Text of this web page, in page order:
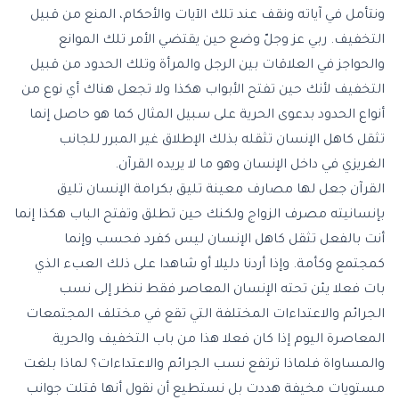
ونتأمل في آياته ونقف عند تلك الآيات والأحكام، المنع من قبيل
التخفيف. ربي عز وجلّ وضع حين يقتضي الأمر تلك الموانع
والحواجز في العلاقات بين الرجل والمرأة وتلك الحدود من قبيل
التخفيف لأنك حين تفتح الأبواب هكذا ولا تجعل هناك أي نوع من
أنواع الحدود بدعوى الحرية على سبيل المثال كما هو حاصل إنما
تثقل كاهل الإنسان تثقله بذلك الإطلاق غير المبرر للجانب
الغريزي في داخل الإنسان وهو ما لا يريده القرآن.
القرآن جعل لها مصارف معينة تليق بكرامة الإنسان تليق
بإنسانيته مصرف الزواج ولكنك حين تطلق وتفتح الباب هكذا إنما
أنت بالفعل تثقل كاهل الإنسان ليس كفرد فحسب وإنما
كمجتمع وكأمة. وإذا أردنا دليلا أو شاهدا على ذلك العبء الذي
بات فعلا يئن تحته الإنسان المعاصر فقط ننظر إلى نسب
الجرائم والاعتداءات المختلفة التي تقع في مختلف المجتمعات
المعاصرة اليوم إذا كان فعلا هذا من باب التخفيف والحرية
والمساواة فلماذا ترتفع نسب الجرائم والاعتداءات؟ لماذا بلغت
مستويات مخيفة هددت بل نستطيع أن نقول أنها قتلت جوانب